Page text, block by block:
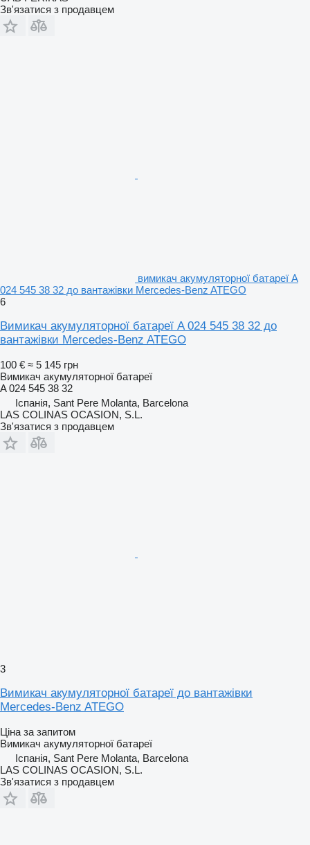
Зв'язатися з продавцем
вимикач акумуляторної батареї A
024 545 38 32 до вантажівки Mercedes-Benz ATEGO
6
Вимикач акумуляторної батареї A 024 545 38 32 до
вантажівки Mercedes-Benz ATEGO
100 € ≈ 5 145 грн
Вимикач акумуляторної батареї
A 024 545 38 32
Іспанія, Sant Pere Molanta, Barcelona
LAS COLINAS OCASION, S.L.
Зв'язатися з продавцем
3
Вимикач акумуляторної батареї до вантажівки
Mercedes-Benz ATEGO
Ціна за запитом
Вимикач акумуляторної батареї
Іспанія, Sant Pere Molanta, Barcelona
LAS COLINAS OCASION, S.L.
Зв'язатися з продавцем